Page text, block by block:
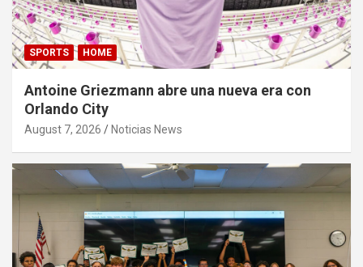
SPORTS HOME
Antoine Griezmann abre una nueva era con
Orlando City
August 7, 2026 Noticias News